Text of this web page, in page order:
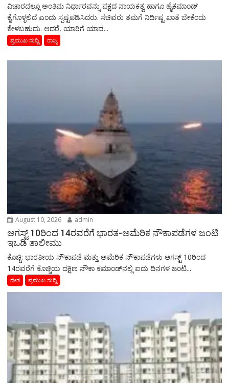
ವಿಚಾರದಲ್ಲೂ ಅಂತಿಮ ನಿರ್ಧಾರವನ್ನು ಪಕ್ಷದ ನಾಯಕತ್ವ ಹಾಗೂ ಹೈಕಮಾಂಡ್‌
ಕೈಗೊಳ್ಳಲಿದೆ ಎಂದು ಸ್ಪಷ್ಟಪಡಿಸಿದರು. ಸಚಿವರು ತಮಗೆ ನಿರ್ದಿಷ್ಟ ಖಾತೆ ಬೇಕೆಂದು
ಕೇಳಬಹುದು. ಆದರೆ, ಯಾರಿಗೆ ಯಾವ...
ಪ್ರಮುಖ ಸುದ್ದಿ ರಾಜ್ಯ
August 10, 2026 admin
ಆಗಸ್ಟ್ 10ರಿಂದ 14ರವರೆಗೆ ಭಾರತ-ಅಮೆರಿಕ ನೌಕಾಪಡೆಗಳ ಜಂಟಿ
ಇಒಡಿ ತಾಲೀಮು
ಕೊಚ್ಚಿ: ಭಾರತೀಯ ನೌಕಾಪಡೆ ಮತ್ತು ಅಮೆರಿಕ ನೌಕಾಪಡೆಗಳು ಆಗಸ್ಟ್ 10ರಿಂದ
14ರವರೆಗೆ ಕೊಚ್ಚಿಯ ದಕ್ಷಿಣ ನೌಕಾ ಕಮಾಂಡ್‌ನಲ್ಲಿ ಐದು ದಿನಗಳ ಜಂಟಿ...
ದೇಶ ಪ್ರಮುಖ ಸುದ್ದಿ